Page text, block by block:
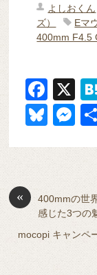
よしおくん
ズ）
Eマ
400mm F4.5
F
a
c
e
o
o
k
X
Bl
sk
y
M
n
g
«
400mmの世
感じた3つの
mocopi キャンペ